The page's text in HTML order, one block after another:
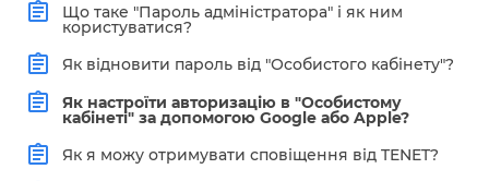
Що таке "Пароль адміністратора" і як ним
користуватися?
Як відновити пароль від "Особистого кабінету"?
Як настроїти авторизацію в "Особистому
кабінеті" за допомогою Google або Apple?
Як я можу отримувати сповіщення від TENET?